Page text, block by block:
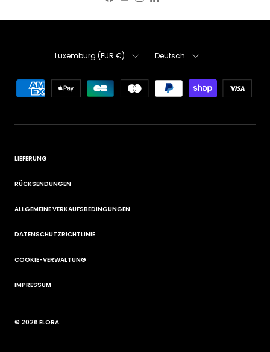
Land/Region
Luxemburg (EUR €) Deutsch
LIEFERUNG
RÜCKSENDUNGEN
ALLGEMEINE VERKAUFSBEDINGUNGEN
DATENSCHUTZRICHTLINIE
COOKIE-VERWALTUNG
IMPRESSUM
© 2026ELORA.